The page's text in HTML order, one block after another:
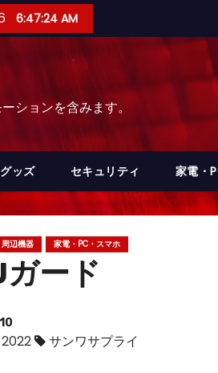
6:47:26 AM
ションを含みます。
ッズ セキュリティ 家電・
辺機器 家電・PC・スマホ
ード
サンワサプライ